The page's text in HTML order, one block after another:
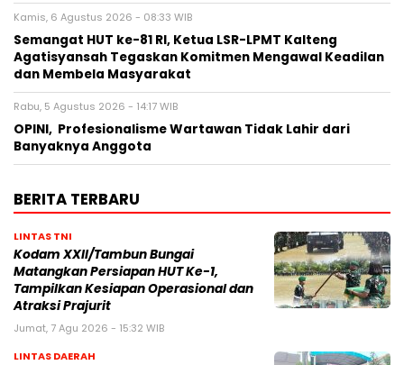
Kamis, 6 Agustus 2026 - 08:33 WIB
Semangat HUT ke-81 RI, Ketua LSR-LPMT Kalteng
Agatisyansah Tegaskan Komitmen Mengawal Keadilan
dan Membela Masyarakat
Rabu, 5 Agustus 2026 - 14:17 WIB
OPINI, Profesionalisme Wartawan Tidak Lahir dari
Banyaknya Anggota
BERITA TERBARU
LINTAS TNI
Kodam XXII/Tambun Bungai
Matangkan Persiapan HUT Ke-1,
Tampilkan Kesiapan Operasional dan
Atraksi Prajurit
Jumat, 7 Agu 2026 - 15:32 WIB
LINTAS DAERAH